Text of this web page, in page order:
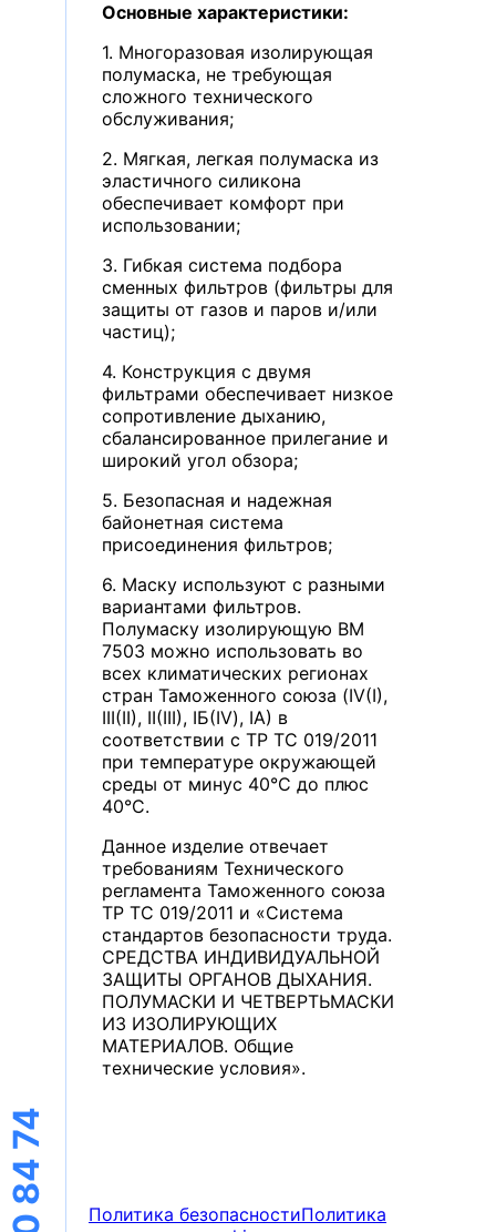
Основные характеристики:
1. Многоразовая изолирующая
полумаска, не требующая
сложного технического
обслуживания;
2. Мягкая, легкая полумаска из
эластичного силикона
обеспечивает комфорт при
использовании;
3. Гибкая система подбора
сменных фильтров (фильтры для
защиты от газов и паров и/или
частиц);
4. Конструкция с двумя
фильтрами обеспечивает низкое
сопротивление дыханию,
сбалансированное прилегание и
широкий угол обзора;
5. Безопасная и надежная
байонетная система
присоединения фильтров;
6. Маску используют с разными
вариантами фильтров.
Полумаску изолирующую ВМ
7503 можно использовать во
всех климатических регионах
стран Таможенного союза (IV(I),
III(II), II(III), IБ(IV), IА) в
соответствии с ТР ТС 019/2011
при температуре окружающей
среды от минус 40°С до плюс
40°С.
Данное изделие отвечает
требованиям Технического
регламента Таможенного союза
ТР ТС 019/2011 и «Система
стандартов безопасности труда.
СРЕДСТВА ИНДИВИДУАЛЬНОЙ
ЗАЩИТЫ ОРГАНОВ ДЫХАНИЯ.
ПОЛУМАСКИ И ЧЕТВЕРТЬМАСКИ
ИЗ ИЗОЛИРУЮЩИХ
МАТЕРИАЛОВ. Общие
технические условия».
Политика безопасностиПолитика